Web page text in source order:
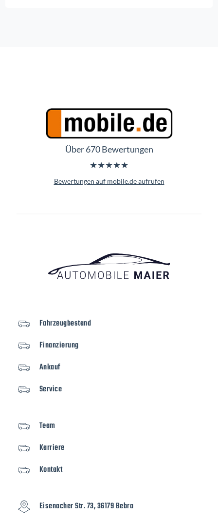
Über 670 Bewertungen
★★★★★
Bewertungen auf mobile.de aufrufen
Fahrzeugbestand
Finanzierung
Ankauf
Service
Team
Karriere
Kontakt
Eisenacher Str. 73, 36179 Bebra